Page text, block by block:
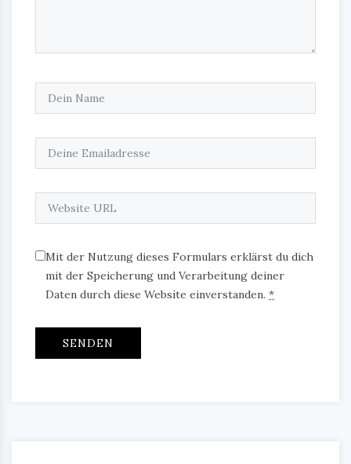
Mit der Nutzung dieses Formulars erklärst du dich
mit der Speicherung und Verarbeitung deiner
Daten durch diese Website einverstanden. *